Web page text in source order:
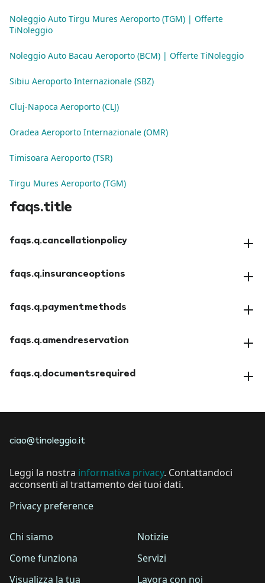
Noleggio Auto Tirgu Mures Aeroporto (TGM) | Offerte
TiNoleggio
Noleggio Auto Bacau Aeroporto (BCM) | Offerte TiNoleggio
Sibiu Aeroporto Internazionale (SBZ)
Cluj-Napoca Aeroporto (CLJ)
Oradea Aeroporto Internazionale (OMR)
Timisoara Aeroporto (TSR)
Tirgu Mures Aeroporto (TGM)
faqs.title
faqs.q.cancellationpolicy
faqs.q.insuranceoptions
faqs.q.paymentmethods
faqs.q.amendreservation
faqs.q.documentsrequired
ciao@tinoleggio.it
Leggi la nostra informativa privacy. Contattandoci
acconsenti al trattamento dei tuoi dati.
Privacy preference
Chi siamo
Come funziona
Visualizza la tua
Notizie
Servizi
Lavora con noi